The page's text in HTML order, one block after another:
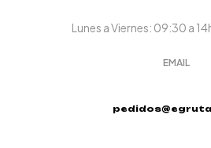
Lunes a Viernes: 09:30 a
EMAIL